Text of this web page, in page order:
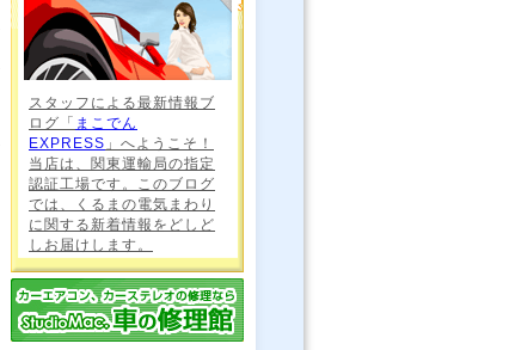
スタッフによる最新情報ブ
ログ「 まこでん
EXPRESS 」へようこそ！
当店は、関東運輸局の指定
認証工場です。このブログ
では、くるまの電気まわり
に関する新着情報をどしど
しお届けします。